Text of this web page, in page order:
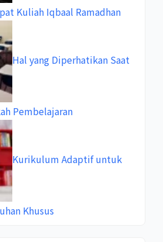
Kuliah Iqbaal Ramadhan
Hal yang Diperhatikan Saat
Pembelajaran
Kurikulum Adaptif untuk
Khusus